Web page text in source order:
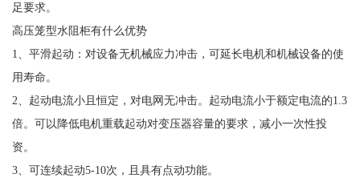
足要求。
高压笼型水阻柜有什么优势
1、平滑起动：对设备无机械应力冲击，可延长电机和机械设备的使
用寿命。
2、起动电流小且恒定，对电网无冲击。起动电流小于额定电流的1.3
倍。可以降低电机重载起动对变压器容量的要求，减小一次性投
资。
3、可连续起动5-10次，且具有点动功能。